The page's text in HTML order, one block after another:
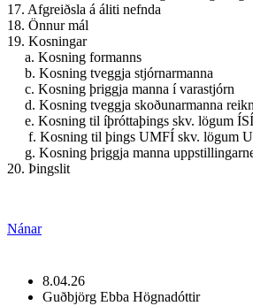
17. Afgreiðsla á áliti nefnda
18. Önnur mál
19. Kosningar
a. Kosning formanns
b. Kosning tveggja stjórnarmanna
c. Kosning þriggja manna í varastjórn
d. Kosning tveggja skoðunarmanna
e. Kosning til íþróttaþings skv. lögum
f. Kosning til þings UMFÍ skv. lögum
g. Kosning þriggja manna
20. Þingslit
Nánar
8.04.26
Guðbjörg Ebba Högnadóttir